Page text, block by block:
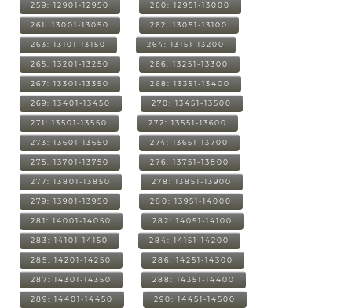
259: 12901-12950 260: 12951-13000
261: 13001-13050 262: 13051-13100
263: 13101-13150 264: 13151-13200
265: 13201-13250 266: 13251-13300
267: 13301-13350 268: 13351-13400
269: 13401-13450 270: 13451-13500
271: 13501-13550 272: 13551-13600
273: 13601-13650 274: 13651-13700
275: 13701-13750 276: 13751-13800
277: 13801-13850 278: 13851-13900
279: 13901-13950 280: 13951-14000
281: 14001-14050 282: 14051-14100
283: 14101-14150 284: 14151-14200
285: 14201-14250 286: 14251-14300
287: 14301-14350 288: 14351-14400
289: 14401-14450 290: 14451-14500